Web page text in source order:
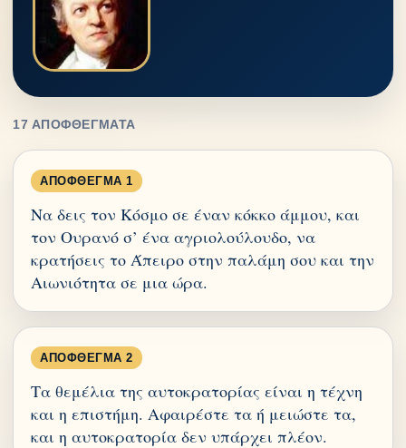
17 ΑΠΟΦΘΈΓΜΑΤΑ
ΑΠΌΦΘΕΓΜΑ 1
Να δεις τον Κόσμο σε έναν κόκκο άμμου, και
τον Ουρανό σ’ ένα αγριολούλουδο, να
κρατήσεις το Άπειρο στην παλάμη σου και την
Αιωνιότητα σε μια ώρα.
ΑΠΌΦΘΕΓΜΑ 2
Τα θεμέλια της αυτοκρατορίας είναι η τέχνη
και η επιστήμη. Αφαιρέστε τα ή μειώστε τα,
και η αυτοκρατορία δεν υπάρχει πλέον.